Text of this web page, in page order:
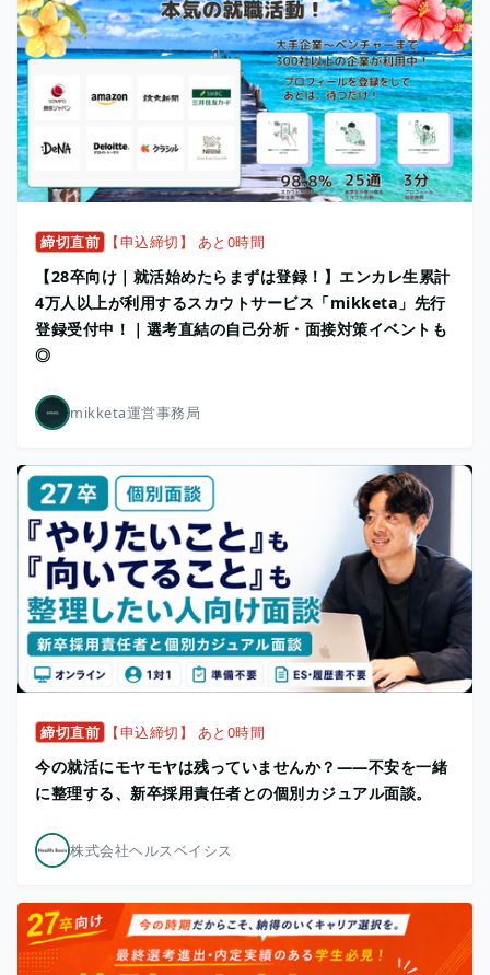
締切直前 【申込締切】 あと0時間
【28卒向け｜就活始めたらまずは登録！】エンカレ生累計
4万人以上が利用するスカウトサービス「mikketa」先行
登録受付中！｜選考直結の自己分析・面接対策イベントも
◎
mikketa運営事務局
締切直前 【申込締切】 あと0時間
今の就活にモヤモヤは残っていませんか？——不安を一緒
に整理する、新卒採用責任者との個別カジュアル面談。
株式会社ヘルスベイシス